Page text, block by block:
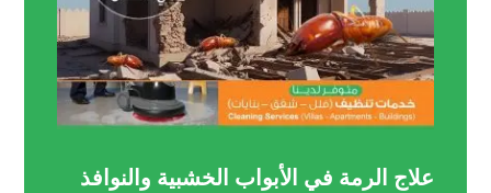
علاج الرمة في الأبواب الخشبية والنوافذ